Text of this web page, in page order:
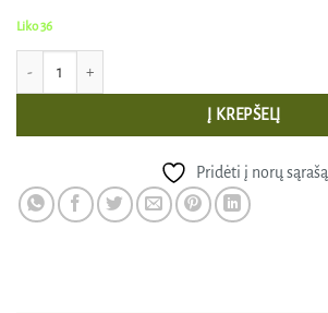
Liko 36
Į KREPŠELĮ
Pridėti į norų sąrašą